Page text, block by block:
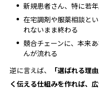
新規患者さん、特に若
在宅調剤や服薬相談と
れないまま終わる
競合チェーンに、本来
んが流れる
逆に言えば、
「選ばれる理
く伝える仕組みを作れば、